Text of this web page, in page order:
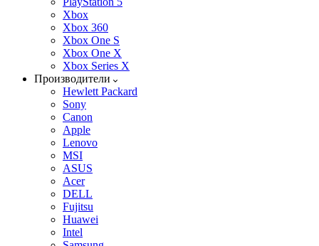
Xbox
Xbox 360
Xbox One S
Xbox One X
Xbox Series X
Производители
Hewlett Packard
Sony
Canon
Apple
Lenovo
MSI
ASUS
Acer
DELL
Fujitsu
Huawei
Intel